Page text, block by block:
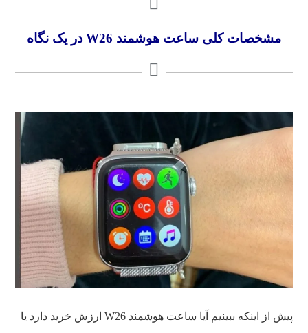
مشخصات کلی ساعت هوشمند W26 در یک نگاه
پیش از اینکه ببینیم آیا ساعت هوشمند W26 ارزش خرید دارد یا